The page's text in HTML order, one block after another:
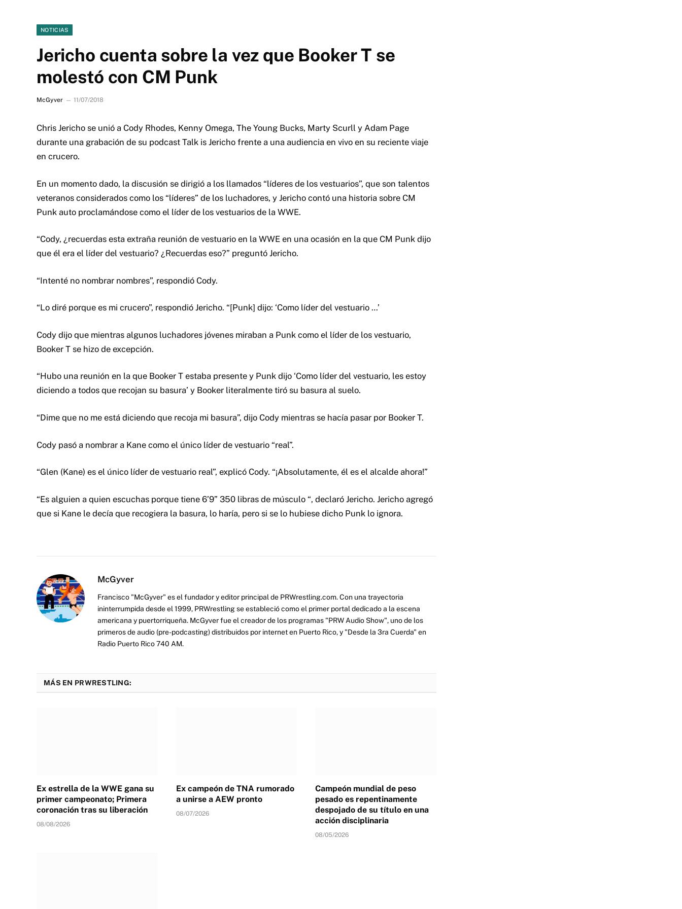
NOTICIAS
Jericho cuenta sobre la vez que Booker T se
molestó con CM Punk
McGyver 11/07/2018
Chris Jericho se unió a Cody Rhodes, Kenny Omega, The Young Bucks, Marty Scurll y Adam Page
durante una grabación de su podcast Talk is Jericho frente a una audiencia en vivo en su reciente viaje
en crucero.
En un momento dado, la discusión se dirigió a los llamados “líderes de los vestuarios”, que son talentos
veteranos considerados como los “líderes” de los luchadores, y Jericho contó una historia sobre CM
Punk auto proclamándose como el líder de los vestuarios de la WWE.
“Cody, ¿recuerdas esta extraña reunión de vestuario en la WWE en una ocasión en la que CM Punk dijo
que él era el líder del vestuario? ¿Recuerdas eso?” preguntó Jericho.
“Intenté no nombrar nombres”, respondió Cody.
“Lo diré porque es mi crucero”, respondió Jericho. “[Punk] dijo: ‘Como líder del vestuario …’
Cody dijo que mientras algunos luchadores jóvenes miraban a Punk como el líder de los vestuario,
Booker T se hizo de excepción.
“Hubo una reunión en la que Booker T estaba presente y Punk dijo ‘Como líder del vestuario, les estoy
diciendo a todos que recojan su basura’ y Booker literalmente tiró su basura al suelo.
“Dime que no me está diciendo que recoja mi basura”, dijo Cody mientras se hacía pasar por Booker T.
Cody pasó a nombrar a Kane como el único líder de vestuario “real”.
“Glen (Kane) es el único líder de vestuario real”, explicó Cody. “¡Absolutamente, él es el alcalde ahora!”
“Es alguien a quien escuchas porque tiene 6’9” 350 libras de músculo “, declaró Jericho. Jericho agregó
que si Kane le decía que recogiera la basura, lo haría, pero si se lo hubiese dicho Punk lo ignora.
McGyver
Francisco "McGyver" es el fundador y editor principal de PRWrestling.com. Con una trayectoria
ininterrumpida desde el 1999, PRWrestling se estableció como el primer portal dedicado a la escena
americana y puertorriqueña. McGyver fue el creador de los programas "PRW Audio Show", uno de los
primeros de audio (pre-podcasting) distribuidos por internet en Puerto Rico, y "Desde la 3ra Cuerda" en
Radio Puerto Rico 740 AM.
MÁS EN PRWRESTLING:
Ex estrella de la WWE gana su
primer campeonato; Primera
coronación tras su liberación
08/08/2026
Ex campeón de TNA rumorado
a unirse a AEW pronto
08/07/2026
Campeón mundial de peso
pesado es repentinamente
despojado de su título en una
acción disciplinaria
08/05/2026